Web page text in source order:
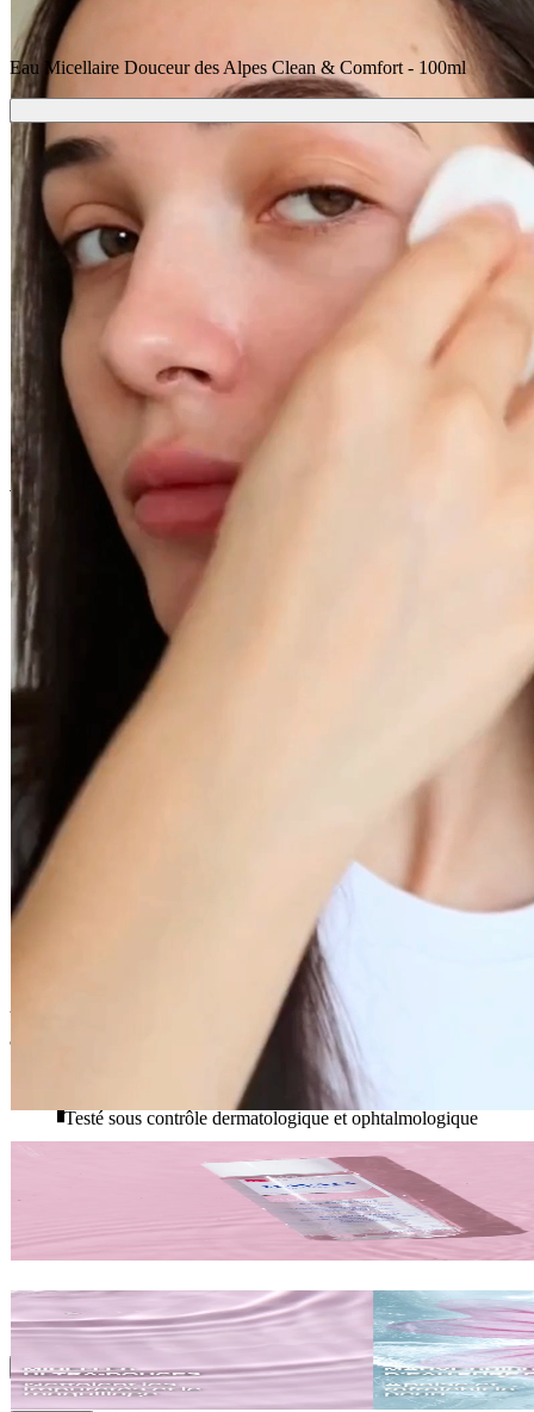
Eau Micellaire Douceur des Alpes Clean & Comfort - 100ml
Livraison
Offerte dès 39€ d'achat
En stock - expédié sous 3 à 7 jours
Vous pourriez aussi aimer
Disques Coton
VERSION 100ML - Inspirée des soins pour bébé, cette formule
aux 10 ingrédients, démaquille, nettoie et apaise en un seul geste.
Testé sous contrôle dermatologique et ophtalmologique
Convient aux peaux et yeux sensibles
94% d’ingrédients d’origine naturelle, vegan
Conseils d'utilisation